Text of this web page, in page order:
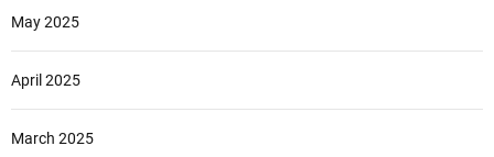
May 2025
April 2025
March 2025